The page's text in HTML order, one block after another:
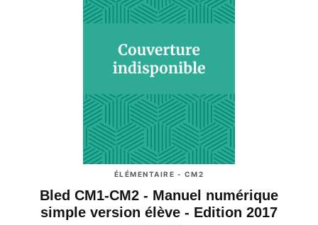
ÉLÉMENTAIRE - CM2
Bled CM1-CM2 - Manuel numérique
simple version élève - Edition 2017